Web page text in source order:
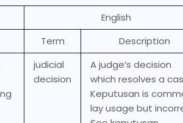
English
Term
Description
judicial
decision
A judge’s decision
which resolves a
Keputusan is
lay usage but